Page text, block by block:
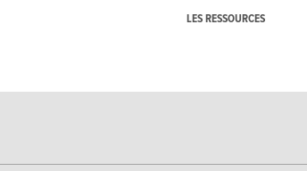
LES RESSOURCES